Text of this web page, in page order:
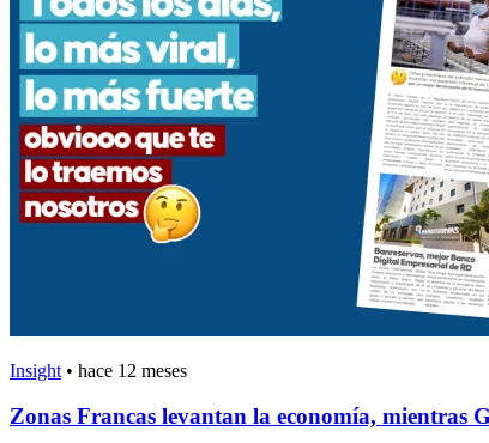
Insight • hace 12 meses
Zonas Francas levantan la economía, mientras